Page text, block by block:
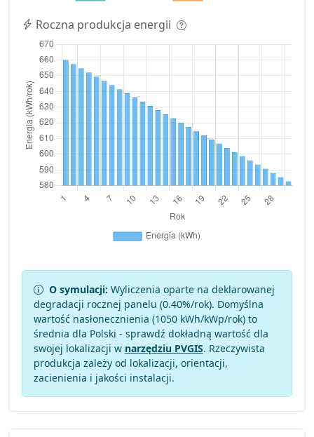
Roczna produkcja energii
O symulacji: Wyliczenia oparte na deklarowanej
degradacji rocznej panelu (0.40%/rok). Domyślna
wartość nasłonecznienia (1050 kWh/kWp/rok) to
średnia dla Polski - sprawdź dokładną wartość dla
swojej lokalizacji w narzędziu PVGIS. Rzeczywista
produkcja zależy od lokalizacji, orientacji,
zacienienia i jakości instalacji.